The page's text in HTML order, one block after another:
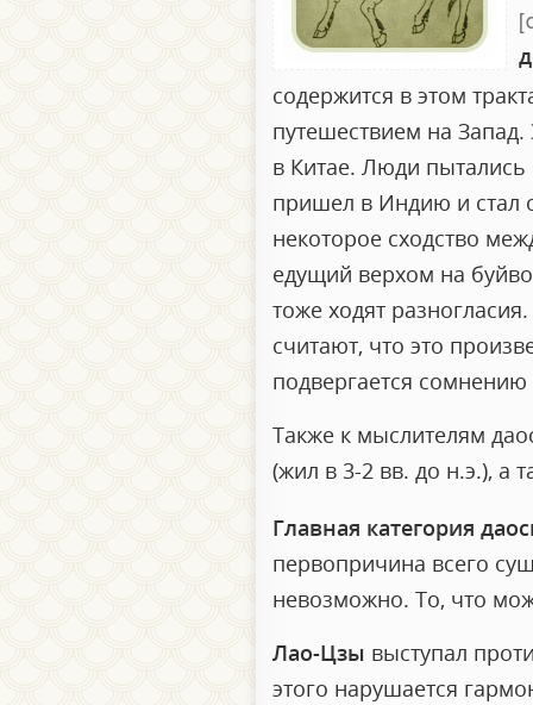
содержится в этом
путешествием на
в Китае. Люди
пришел в Индию и стал
некоторое сходство
едущий верхом на
тоже ходят
считают, что это
подвергается
Также к мыслителям
(жил в 3-2 вв. до н.э.), а
Главная категория
первопричина всего
невозможно. То, что
Лао-Цзы выступал
этого нарушается